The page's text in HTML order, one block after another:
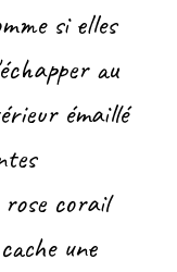
si elles
au
émaillé
corail
une